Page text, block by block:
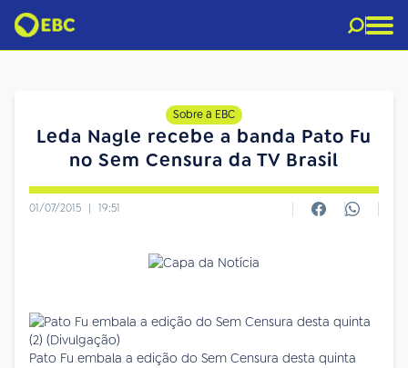
Sobre a EBC
Leda Nagle recebe a banda Pato Fu
no Sem Censura da TV Brasil
01/07/2015 | 19:51
Pato Fu embala a edição do Sem Censura desta quinta